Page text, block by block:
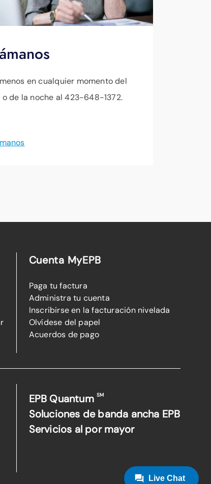
en cualquier momento del
o de la noche al 423-648-1372.
Cuenta MyEPB
Paga tu factura
Administra tu cuenta
Inscribirse en la facturación nivelada
Olvídese del papel
Acuerdos de pago
EPB QuantumSM
Soluciones de banda ancha EPB
Servicios al por mayor